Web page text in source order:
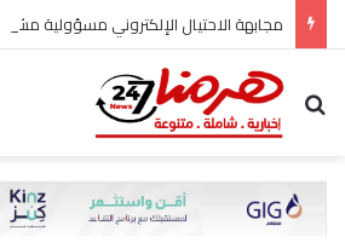
مجابهة الاحتيال الإلكتروني مسؤولية مشتركة
بحث عن